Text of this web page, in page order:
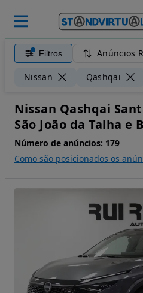
Filtros Anúncios
Nissan Qashqai
Nissan Qashqai
São João da Talha e
Número de anúncios: 179
Como são posicionados os